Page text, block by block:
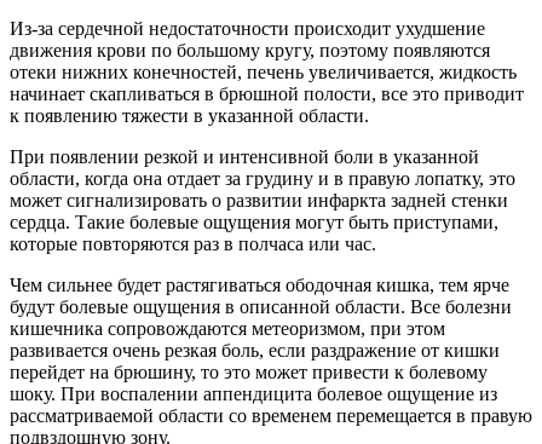
Из-за сердечной недостаточности происходит ухудшение
движения крови по большому кругу, поэтому появляются
отеки нижних конечностей, печень увеличивается, жидкость
начинает скапливаться в брюшной полости, все это приводит
к появлению тяжести в указанной области.
При появлении резкой и интенсивной боли в указанной
области, когда она отдает за грудину и в правую лопатку, это
может сигнализировать о развитии инфаркта задней стенки
сердца. Такие болевые ощущения могут быть приступами,
которые повторяются раз в полчаса или час.
Чем сильнее будет растягиваться ободочная кишка, тем ярче
будут болевые ощущения в описанной области. Все болезни
кишечника сопровождаются метеоризмом, при этом
развивается очень резкая боль, если раздражение от кишки
перейдет на брюшину, то это может привести к болевому
шоку. При воспалении аппендицита болевое ощущение из
рассматриваемой области со временем перемещается в правую
подвздошную зону.